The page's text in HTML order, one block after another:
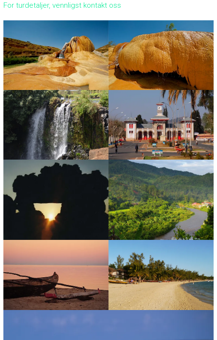
p
t
i
o
n
”
For turdetaljer, vennligst kontakt oss